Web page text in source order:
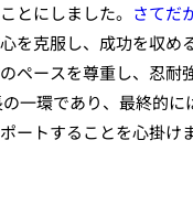
とにしました。 さてだ
を克服し、成功を収め
ースを尊重し、忍耐
一環であり、最終的
ートすることを心掛け